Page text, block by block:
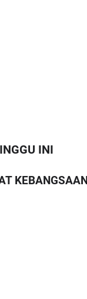
INI
KEBANGSAAN